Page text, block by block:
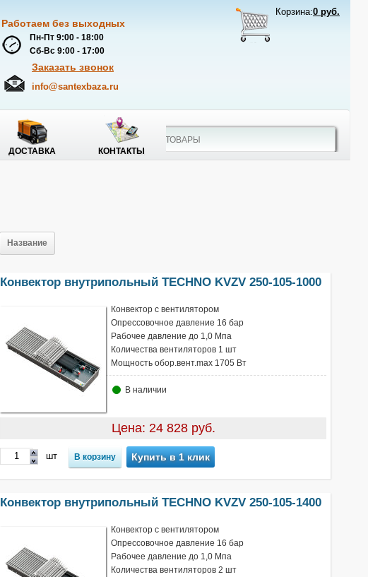
Работаем без выходных
Пн-Пт 9:00 - 18:00
Сб-Вс 9:00 - 17:00
Заказать звонок
info@santexbaza.ru
Корзина:0 руб.
ДОСТАВКА КОНТАКТЫ
Название
Конвектор внутрипольный TECHNO KVZV 250-105-1000
Конвектор с вентилятором
Опрессовочное давление 16 бар
Рабочее давление до 1,0 Мпа
Количества вентиляторов 1 шт
Мощность обор.вент.max 1705 Вт
В наличии
Цена: 24 828 руб.
шт Купить в 1 клик
Конвектор внутрипольный TECHNO KVZV 250-105-1400
Конвектор с вентилятором
Опрессовочное давление 16 бар
Рабочее давление до 1,0 Мпа
Количества вентиляторов 2 шт